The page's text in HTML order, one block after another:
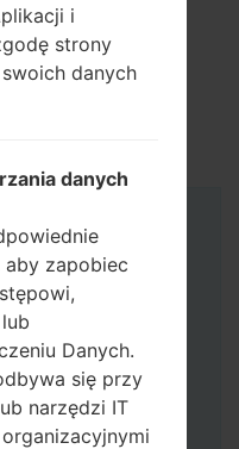
i
strony
danych
danych
zapobiec
Danych.
się przy
narzędzi IT